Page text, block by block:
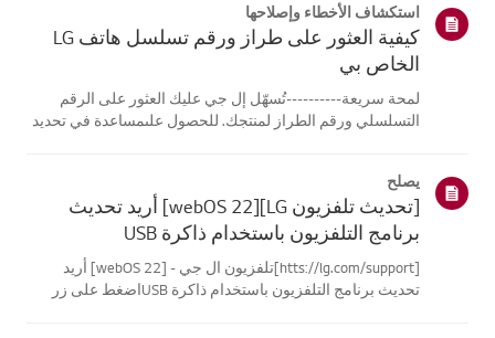
درجة الحرارة.بالن...
استكشاف الأخطاء وإصلاحها
كيفية العثور على طراز ورقم تسلسل هاتف LG
الخاص بي
لمحة سريعة----------تُسهّل إل جي عليك العثور على الرقم
التسلسلي ورقم الطراز لمنتجك. للحصول علىمساعدة في تحديد
تختلف الصور أو ا...
يصلح
[تحديث تلفزيون LG][webOS 22] أريد تحديث
برنامج التلفزيون باستخدام ذاكرة USB
[htts://lg.com/support]تلفزيون ال جي - [webOS 22] أريد
تحديث برنامج التلفزيون باستخدام ذاكرة USBاضغط على زر